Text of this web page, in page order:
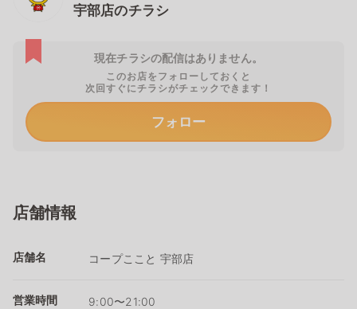
宇部店のチラシ
現在チラシの配信はありません。
このお店をフォローしておくと
次回すぐにチラシがチェックできます！
フォロー
店舗情報
店舗名 コープここと 宇部店
営業時間 9:00〜21:00